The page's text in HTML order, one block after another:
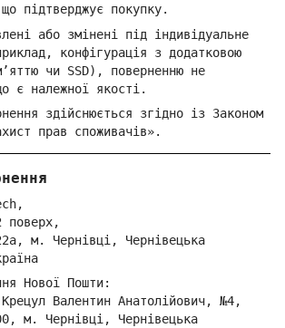
підтверджує покупку.
або змінені під індивідуальне
конфігурація з додатковою
чи SSD), поверненню не
є належної якості.
здійснюється згідно із Законом
прав споживачів».
поверх,
а, м. Чернівці, Чернівецька
раїна
Нової Пошти:
Крецул Валентин Анатолійович, №4,
м. Чернівці, Чернівецька